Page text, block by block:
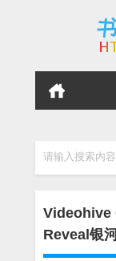
请输入搜索内容
Videohive
Reveal银